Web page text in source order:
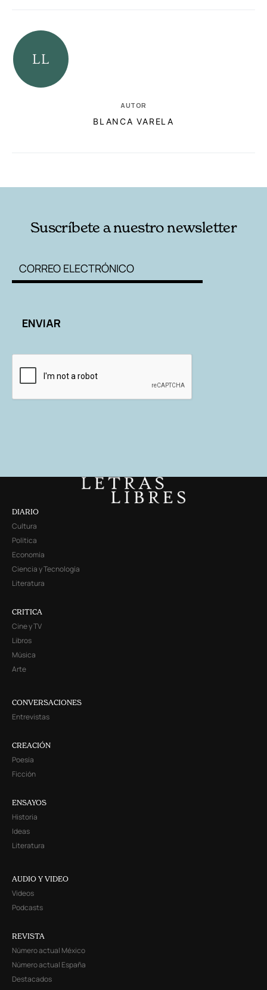
AUTOR
BLANCA VARELA
Suscríbete a nuestro newsletter
DIARIO
Cultura
Política
Economía
Ciencia y Tecnología
Literatura
CRITICA
Cine y TV
Libros
Música
Arte
CONVERSACIONES
Entrevistas
CREACIÓN
Poesía
Ficción
ENSAYOS
Historia
Ideas
Literatura
AUDIO Y VIDEO
Videos
Podcasts
REVISTA
Número actual México
Número actual España
Destacados